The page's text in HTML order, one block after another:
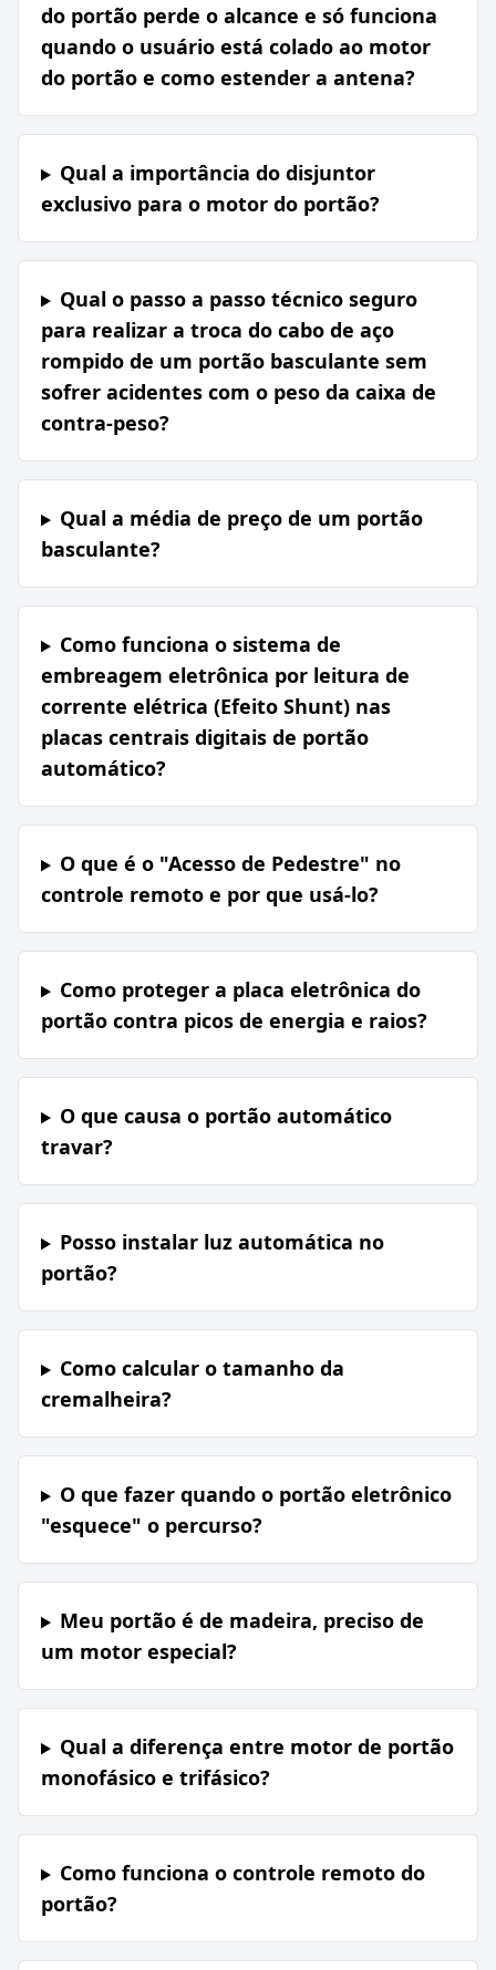
do portão perde o alcance e só funciona
quando o usuário está colado ao motor
do portão e como estender a antena?
Qual a importância do disjuntor
exclusivo para o motor do portão?
Qual o passo a passo técnico seguro
para realizar a troca do cabo de aço
rompido de um portão basculante sem
sofrer acidentes com o peso da caixa de
contra-peso?
Qual a média de preço de um portão
basculante?
Como funciona o sistema de
embreagem eletrônica por leitura de
corrente elétrica (Efeito Shunt) nas
placas centrais digitais de portão
automático?
O que é o "Acesso de Pedestre" no
controle remoto e por que usá-lo?
Como proteger a placa eletrônica do
portão contra picos de energia e raios?
O que causa o portão automático
travar?
Posso instalar luz automática no
portão?
Como calcular o tamanho da
cremalheira?
O que fazer quando o portão eletrônico
"esquece" o percurso?
Meu portão é de madeira, preciso de
um motor especial?
Qual a diferença entre motor de portão
monofásico e trifásico?
Como funciona o controle remoto do
portão?